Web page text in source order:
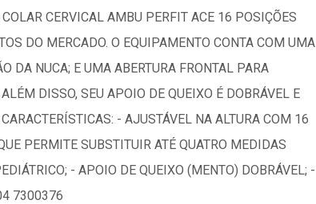
CERVICAL AMBU PERFIT ACE 16 POSIÇÕES
DO MERCADO. O EQUIPAMENTO CONTA COM UMA
DA NUCA; E UMA ABERTURA FRONTAL PARA
DISSO, SEU APOIO DE QUEIXO É DOBRÁVEL E
- AJUSTÁVEL NA ALTURA COM 16
PERMITE SUBSTITUIR ATÉ QUATRO MEDIDAS
- APOIO DE QUEIXO (MENTO) DOBRÁVEL; -
7300376